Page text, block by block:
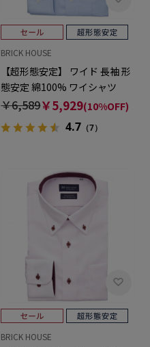
BRICK HOUSE
【超形態安定】 ワイド 長袖 形
態安定 綿100% ワイシャツ
￥6,589￥5,929(10%OFF)
4.7 （7）
BRICK HOUSE